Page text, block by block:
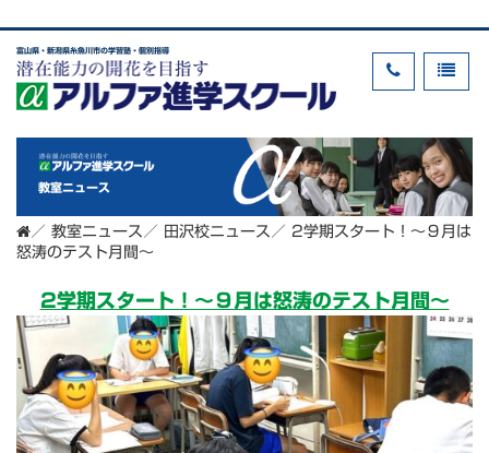
富山県・新潟県糸魚川市の学習塾・個別指導
教室ニュース
／ 教室ニュース ／ 田沢校ニュース ／ 2学期スタート！～９月は
怒涛のテスト月間～
2学期スタート！～９月は怒涛のテスト月間～